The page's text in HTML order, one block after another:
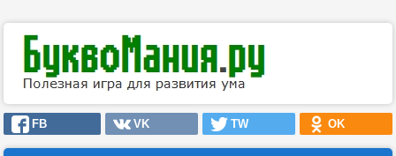
FB VK TW OK